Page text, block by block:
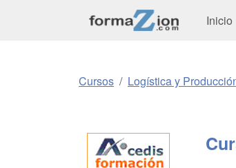
Inicio
Cursos Logística y